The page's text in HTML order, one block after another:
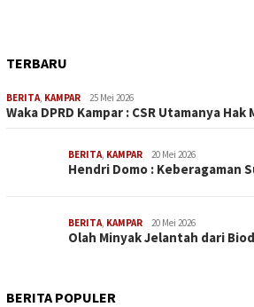
TERBARU
BERITA KAMPAR 25 Mei 2026
Waka DPRD Kampar : CSR Utamanya Hak
BERITA KAMPAR 20 Mei 2026
Hendri Domo : Keberagaman
BERITA KAMPAR 20 Mei 2026
Olah Minyak Jelantah dari
BERITA POPULER